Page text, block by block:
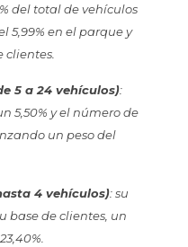
del total de vehículos
5,99% en el parque y
clientes.
5 a 24 vehículos):
5,50% y el número de
un peso del
4 vehículos): su
base de clientes, un